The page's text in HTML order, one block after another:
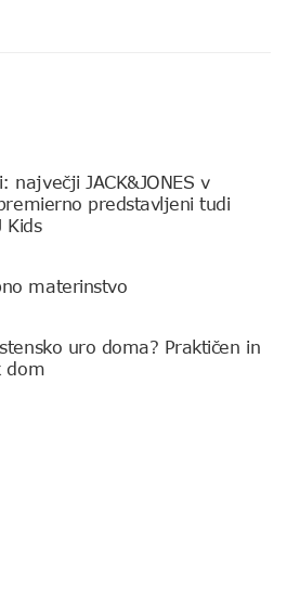
največji JACK&JONES v
predstavljeni tudi
Kids
materinstvo
uro doma? Praktičen in
dom